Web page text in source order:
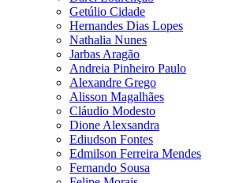
Getúlio Cidade
Hernandes Dias Lopes
Nathalia Nunes
Jarbas Aragão
Andreia Pinheiro Paulo
Alexandre Grego
Alisson Magalhães
Cláudio Modesto
Dione Alexsandra
Ediudson Fontes
Edmilson Ferreira Mendes
Fernando Sousa